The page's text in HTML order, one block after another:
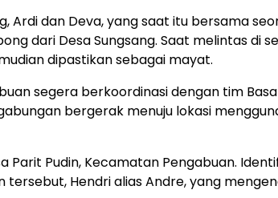
Ardi dan Deva, yang saat itu bersama
dari Desa Sungsang. Saat melintas di
dipastikan sebagai mayat.
segera berkoordinasi dengan tim
bergerak menuju lokasi
Pudin, Kecamatan Pengabuan.
Hendri alias Andre, yang